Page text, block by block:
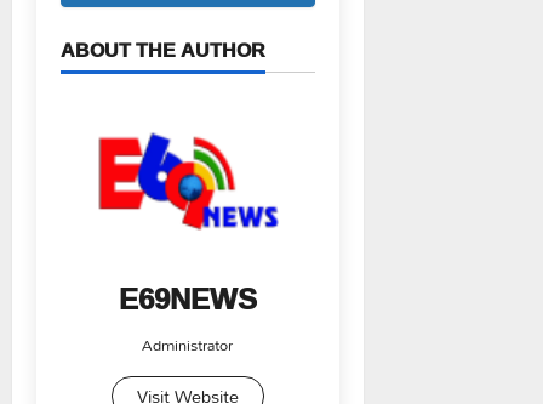
ABOUT THE AUTHOR
E69NEWS
Administrator
Visit Website